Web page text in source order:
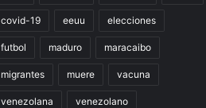
covid-19 eeuu elecciones
futbol maduro maracaibo
migrantes muere vacuna
venezolana venezolano